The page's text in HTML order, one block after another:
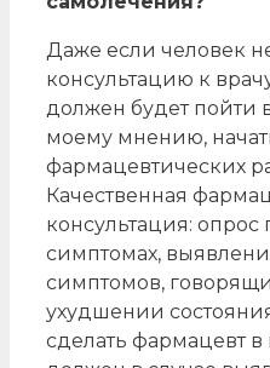
Даже если человек
консультацию к
должен будет пойти
моему мнению,
фармацевтических
Качественная
консультация: опрос
симптомах,
симптомов,
ухудшении
сделать фармацевт